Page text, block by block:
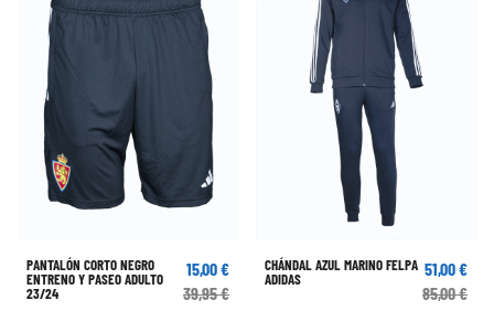
PANTALÓN CORTO NEGRO
ENTRENO Y PASEO ADULTO
23/24
15,00 €
39,95 €
CHÁNDAL AZUL MARINO FELPA
ADIDAS
51,00 €
85,00 €